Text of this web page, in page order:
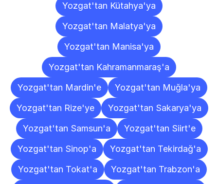
Yozgat'tan Kütahya'ya
Yozgat'tan Malatya'ya
Yozgat'tan Manisa'ya
Yozgat'tan Kahramanmaraş'a
Yozgat'tan Mardin'e
Yozgat'tan Muğla'ya
Yozgat'tan Rize'ye
Yozgat'tan Sakarya'ya
Yozgat'tan Samsun'a
Yozgat'tan Siirt'e
Yozgat'tan Sinop'a
Yozgat'tan Tekirdağ'a
Yozgat'tan Tokat'a
Yozgat'tan Trabzon'a